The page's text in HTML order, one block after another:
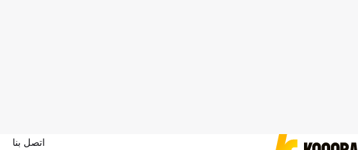
اتصل بنا